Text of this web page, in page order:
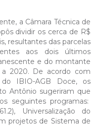
a Câmara Técnica de
dividir os cerca de R$
resultantes das parcelas
aos dois últimos
e do montante
a 2020. De acordo com
IBIO-AGB Doce, os
Antônio sugeriram que
seguintes programas:
Universalização do
projetos de Sistema de